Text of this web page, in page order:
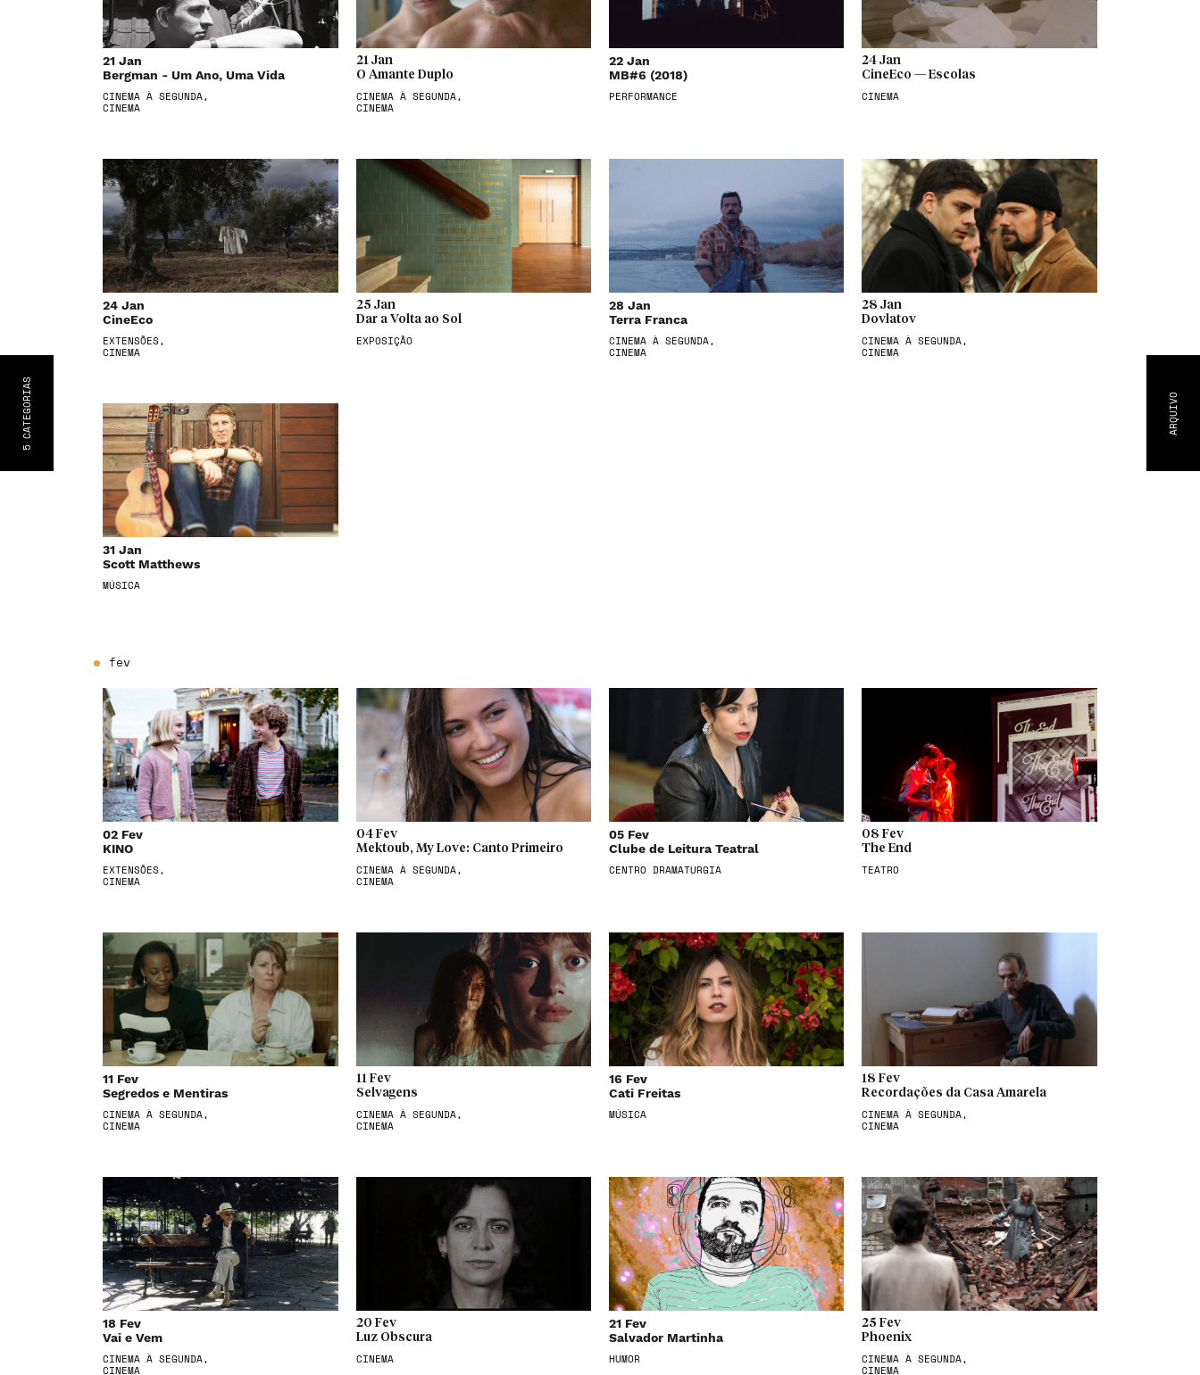
ARQUIVO
5
CATEGORIA
S
21 Jan
Bergman - Um Ano, Uma Vida
CINEMA À SEGUNDA,
CINEMA
21 Jan
O Amante Duplo
CINEMA À SEGUNDA,
CINEMA
22 Jan
MB#6 (2018)
PERFORMANCE
24 Jan
CineEco — Escolas
CINEMA
24 Jan
CineEco
EXTENSÕES,
CINEMA
25 Jan
Dar a Volta ao Sol
EXPOSIÇÃO
28 Jan
Terra Franca
CINEMA À SEGUNDA,
CINEMA
28 Jan
Dovlatov
CINEMA À SEGUNDA,
CINEMA
31 Jan
Scott Matthews
MÚSICA
fev
02 Fev
KINO
EXTENSÕES,
CINEMA
04 Fev
Mektoub, My Love: Canto Primeiro
CINEMA À SEGUNDA,
CINEMA
05 Fev
Clube de Leitura Teatral
CENTRO DRAMATURGIA
08 Fev
The End
TEATRO
11 Fev
Segredos e Mentiras
CINEMA À SEGUNDA,
CINEMA
11 Fev
Selvagens
CINEMA À SEGUNDA,
CINEMA
16 Fev
Cati Freitas
MÚSICA
18 Fev
Recordações da Casa Amarela
CINEMA À SEGUNDA,
CINEMA
18 Fev
Vai e Vem
CINEMA À SEGUNDA,
CINEMA
20 Fev
Luz Obscura
CINEMA
21 Fev
Salvador Martinha
HUMOR
25 Fev
Phoenix
CINEMA À SEGUNDA,
CINEMA